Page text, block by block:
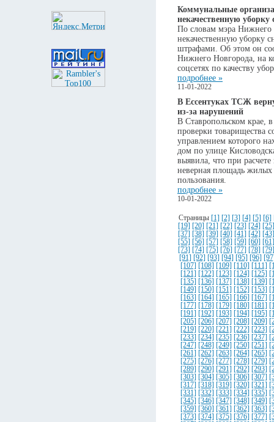
Коммунальные
некачественную уборку
По словам мэра
некачественную уборку
штрафами. Об этом он
Нижнего Новгорода, на
соцсетях по качеству
подробнее »
11-01-2022
В Ессентуках ТСЖ
из-за нарушений
В Ставропольском крае,
проверки товарищества
управлением которого
дом по улице
выявила, что при
неверная площадь
пользования.
подробнее »
10-01-2022
Страницы [1] [2] [3] [4] [5] [6]
[19]
[20] [21] [22] [23] [24]
[25]
[37]
[38] [39] [40] [41] [42]
[43]
[55]
[56] [57] [58] [59] [60]
[61]
[73]
[74] [75] [76] [77] [78]
[79]
[91]
[92] [93] [94] [95] [96]
[107]
[108] [109] [110] [111]
[121]
[122] [123] [124] [125]
[135]
[136] [137] [138] [139]
[149]
[150] [151] [152] [153]
[163]
[164] [165] [166] [167]
[177]
[178] [179] [180] [181]
[191]
[192] [193] [194] [195]
[205]
[206] [207] [208] [209]
[219]
[220] [221] [222] [223]
[233]
[234] [235] [236] [237]
[247]
[248] [249] [250] [251]
[261]
[262] [263] [264] [265]
[275]
[276] [277] [278] [279]
[289]
[290] [291] [292] [293]
[303]
[304] [305] [306] [307]
[317]
[318] [319] [320] [321]
[331]
[332] [333] [334] [335]
[345]
[346] [347] [348] [349]
[359]
[360] [361] [362] [363]
[373]
[374] [375] [376] [377]